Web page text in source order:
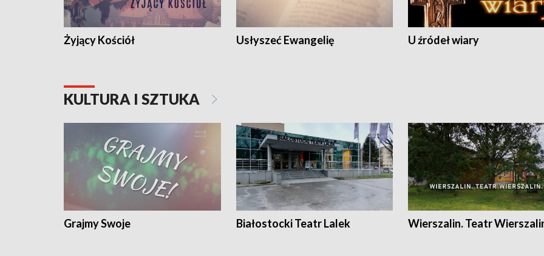
Żyjący Kościół Usłyszeć Ewangelię U źródeł wiary
KULTURA I SZTUKA
Grajmy Swoje Białostocki Teatr Lalek Wierszalin. Teatr